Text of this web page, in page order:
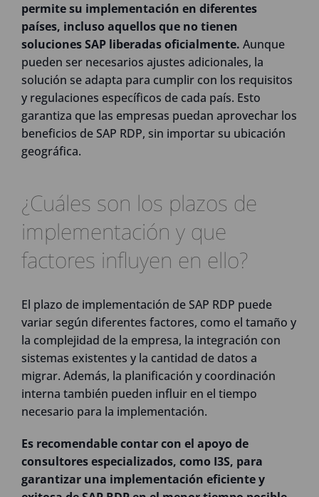
permite su implementación en diferentes
países, incluso aquellos que no tienen
soluciones SAP liberadas oficialmente. Aunque
pueden ser necesarios ajustes adicionales, la
solución se adapta para cumplir con los requisitos
y regulaciones específicos de cada país. Esto
garantiza que las empresas puedan aprovechar los
beneficios de SAP RDP, sin importar su ubicación
geográfica.
¿Cuáles son los plazos de
implementación y que
factores influyen en ello?
El plazo de implementación de SAP RDP puede
variar según diferentes factores, como el tamaño y
la complejidad de la empresa, la integración con
sistemas existentes y la cantidad de datos a
migrar. Además, la planificación y coordinación
interna también pueden influir en el tiempo
necesario para la implementación.
Es recomendable contar con el apoyo de
consultores especializados, como I3S, para
garantizar una implementación eficiente y